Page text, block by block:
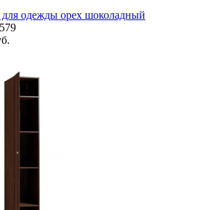
одежды орех шоколадный